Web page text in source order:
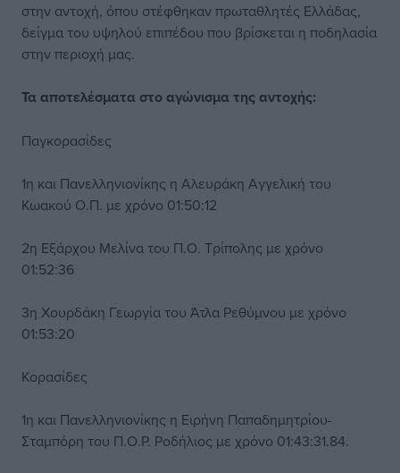
στην αντοχή, όπου στέφθηκαν πρωταθλητές Ελλάδας,
δείγμα του υψηλού επιπέδου που βρίσκεται η ποδηλασία
στην περιοχή μας.
Τα αποτελέσματα στο αγώνισμα της αντοχής:
Παγκορασίδες
1η και Πανελληνιονίκης η Αλευράκη Αγγελική του
Κωακού Ο.Π. με χρόνο 01:50:12
2η Εξάρχου Μελίνα του Π.Ο. Τρίπολης με χρόνο
01:52:36
3η Χουρδάκη Γεωργία του Άτλα Ρεθύμνου με χρόνο
01:53:20
Κορασίδες
1η και Πανελληνιονίκης η Ειρήνη Παπαδημητρίου-
Σταμπόρη του Π.Ο.Ρ. Ροδήλιος με χρόνο 01:43:31.84.